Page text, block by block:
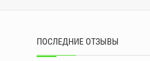
ПОСЛЕДНИЕ ОТЗЫВЫ